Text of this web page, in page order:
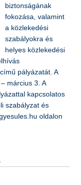
a közlekedés
biztonságának
fokozása, valamint
a közlekedési
szabályokra és
helyes közlekedési
pályázatát. A
március 3. A
kapcsolatos
szabályzat és
oldalon